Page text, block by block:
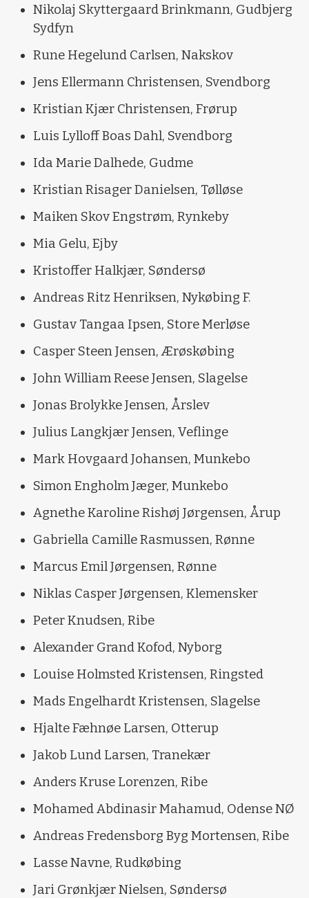
Nikolaj Skyttergaard Brinkmann, Gudbjerg
Sydfyn
Rune Hegelund Carlsen, Nakskov
Jens Ellermann Christensen, Svendborg
Kristian Kjær Christensen, Frørup
Luis Lylloff Boas Dahl, Svendborg
Ida Marie Dalhede, Gudme
Kristian Risager Danielsen, Tølløse
Maiken Skov Engstrøm, Rynkeby
Mia Gelu, Ejby
Kristoffer Halkjær, Søndersø
Andreas Ritz Henriksen, Nykøbing F.
Gustav Tangaa Ipsen, Store Merløse
Casper Steen Jensen, Ærøskøbing
John William Reese Jensen, Slagelse
Jonas Brolykke Jensen, Årslev
Julius Langkjær Jensen, Veflinge
Mark Hovgaard Johansen, Munkebo
Simon Engholm Jæger, Munkebo
Agnethe Karoline Rishøj Jørgensen, Årup
Gabriella Camille Rasmussen, Rønne
Marcus Emil Jørgensen, Rønne
Niklas Casper Jørgensen, Klemensker
Peter Knudsen, Ribe
Alexander Grand Kofod, Nyborg
Louise Holmsted Kristensen, Ringsted
Mads Engelhardt Kristensen, Slagelse
Hjalte Fæhnøe Larsen, Otterup
Jakob Lund Larsen, Tranekær
Anders Kruse Lorenzen, Ribe
Mohamed Abdinasir Mahamud, Odense NØ
Andreas Fredensborg Byg Mortensen, Ribe
Lasse Navne, Rudkøbing
Jari Grønkjær Nielsen, Søndersø